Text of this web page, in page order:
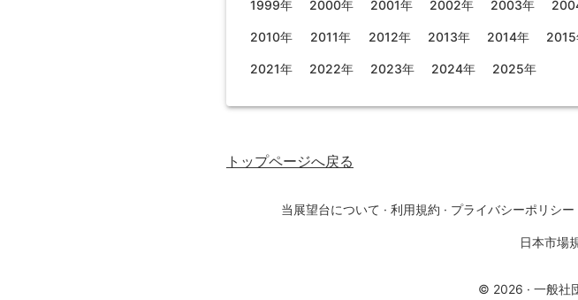
1999年 2000年 2001年 2002年 2003年
2010年 2011年 2012年 2013年 2014年
2021年 2022年 2023年 2024年 2025年
トップページへ戻る
当展望台について · 利用規約 · プライバシーポリシー
日本市場
© 2026 · 一般社